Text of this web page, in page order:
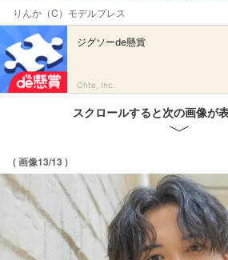
りんか（C）モデルプレス
ジグソーde懸賞
Ohte, Inc.
スクロールすると次の画像が
( 画像13/13 )